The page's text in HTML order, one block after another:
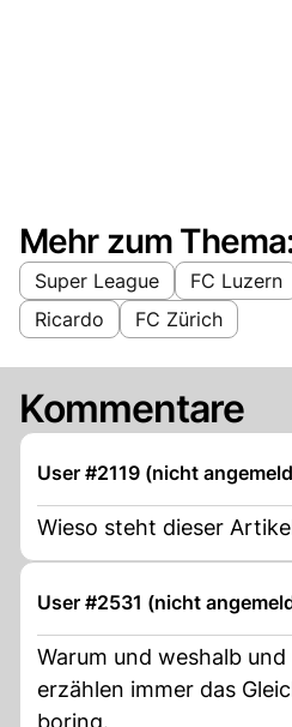
Mehr zum
Super League FC Luzern
Ricardo
FC Zürich
Kommentare
User #2119 (nicht
Wieso steht dieser
User #2531 (nicht
Warum und weshalb
erzählen immer das
boring.